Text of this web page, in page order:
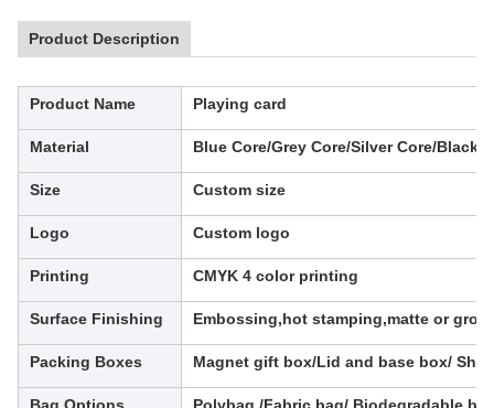
Product Description
Product Name Playing card
Material Blue Core/Grey Core/Silver Core/Black
Size Custom size
Logo Custom logo
Printing CMYK 4 color printing
Surface Finishing Embossing,hot stamping,matte or
Packing Boxes Magnet gift box/Lid and base box/